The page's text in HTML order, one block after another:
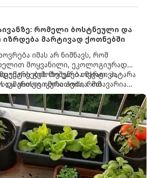
რომელი ბოსტნეული და
იზრდება მარტივად ქოთნებში
იმას არ ნიშნავს, რომ
მოყვანილი, ეკოლოგიურად
გემოზე უარი თქვათ. პატარა
საკმარისია იმისათვის, რომ
ბოსტანი, საიდანაც
ახალ, არომატულ მწვანილსა
მოკრეფთ.
მოშენება მარტივი,
და ესთეტიკური ჰობია. მთავარია
კულტურები ეგუებიან
ყველაზე კარგად და როგორ
სწორად.